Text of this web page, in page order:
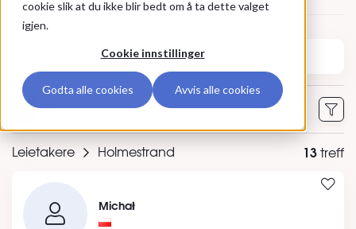
cookie slik at du ikke blir bedt om å ta dette valget
igjen.
Cookie innstillinger
Godta alle cookies Avvis alle cookies
Leietakere Holmestrand 13treff
Michał